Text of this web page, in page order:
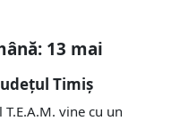
13 mai
Timiș
vine cu un